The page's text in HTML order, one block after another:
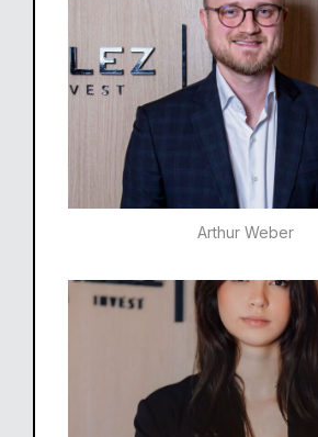
Arthur Weber